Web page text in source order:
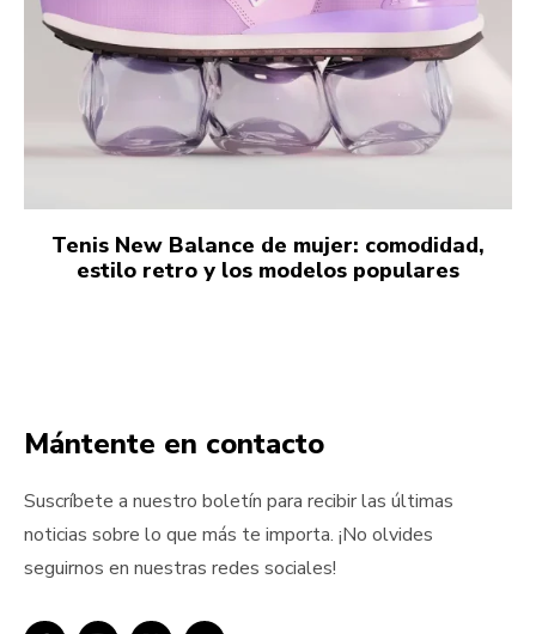
Tenis New Balance de mujer: comodidad,
estilo retro y los modelos populares
Mántente en contacto
Suscríbete a nuestro boletín para recibir las últimas
noticias sobre lo que más te importa. ¡No olvides
seguirnos en nuestras redes sociales!